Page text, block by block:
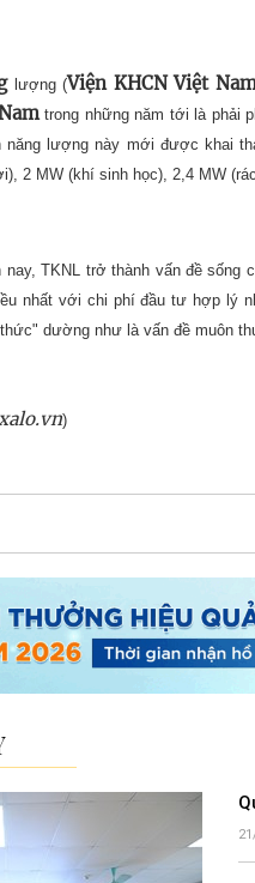
lượng (Viện KHCN Việt
trong những năm tới là phải
năng lượng này mới được khai
2 MW (khí sinh học), 2,4 MW
nay, TKNL trở thành vấn đề sống
nhất với chi phí đầu tư hợp lý
dường như là vấn đề muôn
)